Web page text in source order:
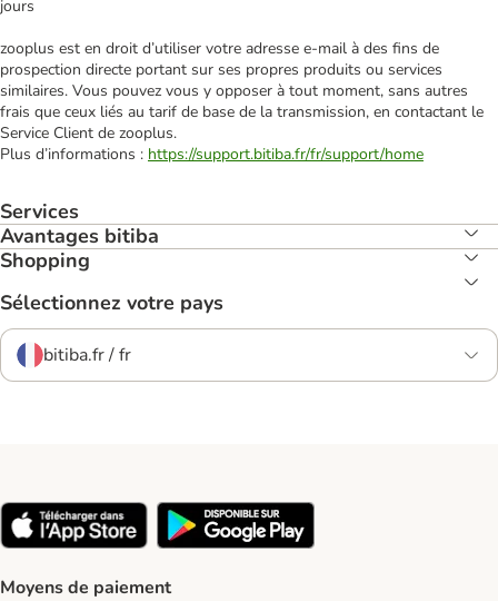
jours
zooplus est en droit d’utiliser votre adresse e‑mail à des fins de
prospection directe portant sur ses propres produits ou services
similaires. Vous pouvez vous y opposer à tout moment, sans autres
frais que ceux liés au tarif de base de la transmission, en contactant le
Service Client de zooplus.
Plus d’informations : https://support.bitiba.fr/fr/support/home
Services
Avantages bitiba
Shopping
Sélectionnez votre pays
bitiba.fr / fr
Moyens de paiement